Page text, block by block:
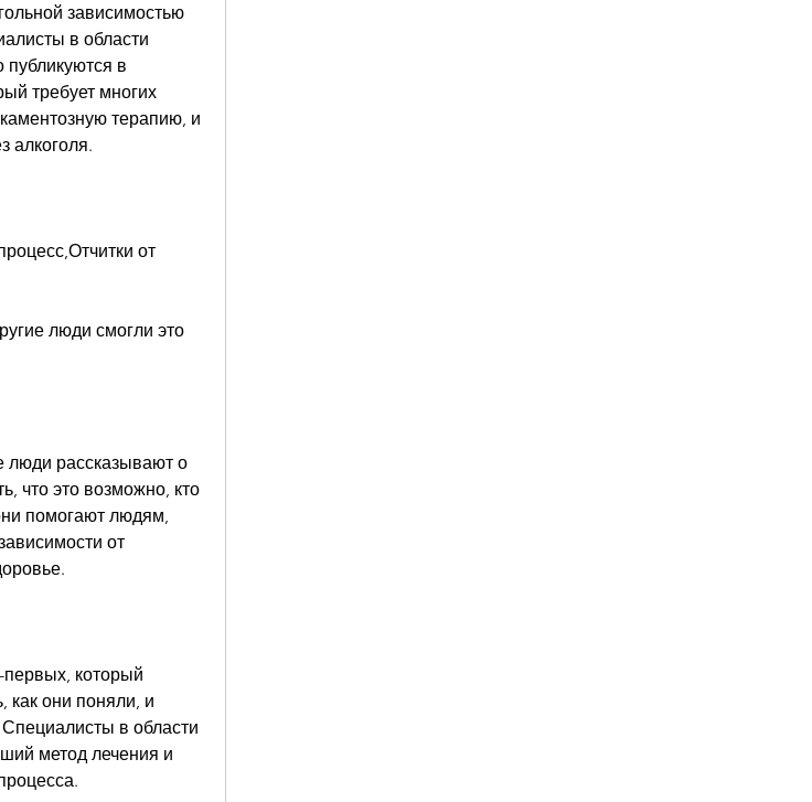
в области
публикуются в
требует многих
терапию, и
алкоголя.
от
люди смогли это
люди рассказывают о
что это возможно, кто
помогают людям,
от
первых, который
как они поняли, и
в области
метод лечения и